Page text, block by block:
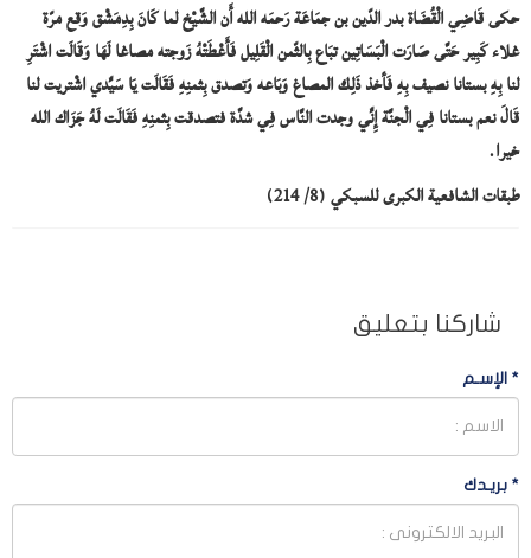
حكى قَاضِي الْقُضَاة بدر الدّين بن جمَاعَة رَحمَه الله أَن الشَّيْخ لما كَانَ بِدِمَشْق وَقع مرّة
غلاء كَبِير حَتَّى صَارَت الْبَسَاتِين تبَاع بِالثّمن الْقَلِيل فَأَعْطَتْهُ زَوجته مصاغا لَهَا وَقَالَت اشْتَرِ
لنا بِهِ بستانا نصيف بِهِ فَأخذ ذَلِك المصاغ وَبَاعه وَتصدق بِثمنِهِ فَقَالَت يَا سَيِّدي اشْتريت لنا
قَالَ نعم بستانا فِي الْجنَّة إِنِّي وجدت النَّاس فِي شدَّة فتصدقت بِثمنِهِ فَقَالَت لَهُ جَزَاك الله
خيرا.
طبقات الشافعية الكبرى للسبكي (8/ 214)
شاركنا بتعليق
* الإسـم
* بريـدك